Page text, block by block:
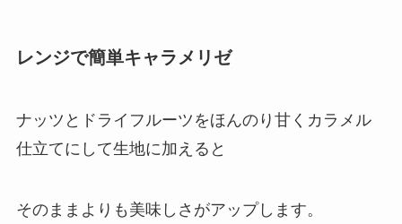
レンジで簡単キャラメリゼ
ナッツとドライフルーツをほんのり甘くカラメル
仕立てにして生地に加えると
そのままよりも美味しさがアップします。